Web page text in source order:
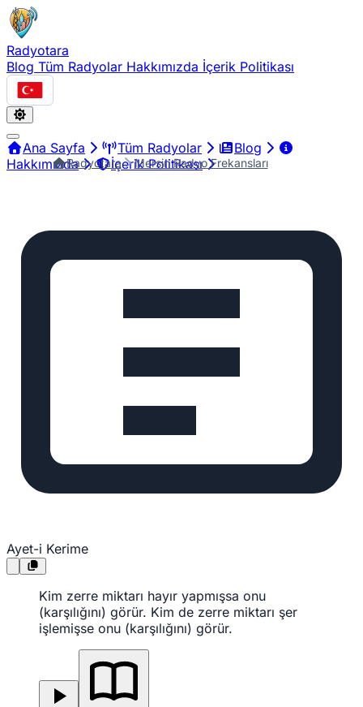
Radyotara
Blog Tüm Radyolar Hakkımızda İçerik Politikası
Türkçe
Ana Sayfa Tüm Radyolar
Blog
Hakkımızda
İçerik Politikası
Radyotara Mersin Radyo Frekansları
Ayet-i Kerime
Kim zerre miktarı hayır yapmışsa onu
(karşılığını) görür. Kim de zerre miktarı şer
işlemişse onu (karşılığını) görür.